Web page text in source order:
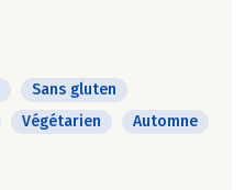
Sans gluten
Végétarien
Automne